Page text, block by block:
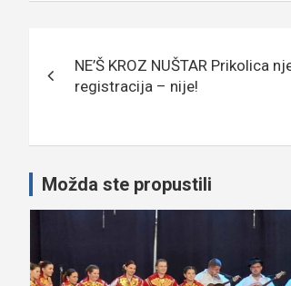
objava
NE’Š KROZ NUŠTAR Prikolica
registracija – nije!
Možda ste propustili